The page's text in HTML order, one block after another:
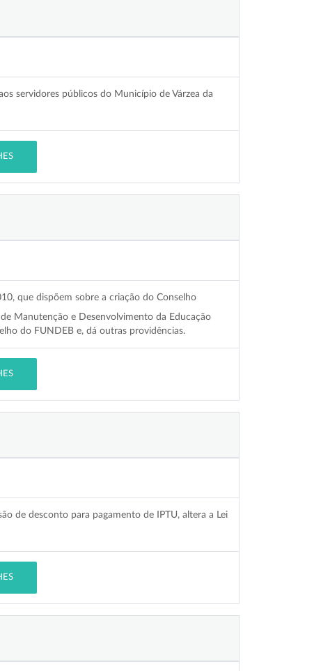
servidores públicos do Município de Várzea da
que dispõem sobre a criação do Conselho
Manutenção e Desenvolvimento da Educação
do FUNDEB e, dá outras providências.
de desconto para pagamento de IPTU, altera a Lei